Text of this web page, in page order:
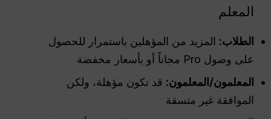
المعلم
الطلاب: المزيد من المؤهلين باستمرار للحصول
على وصول Pro مجاناً أو بأسعار مخفضة
المعلمون/المعلمون: قد تكون مؤهلة، ولكن
الموافقة غير متسقة